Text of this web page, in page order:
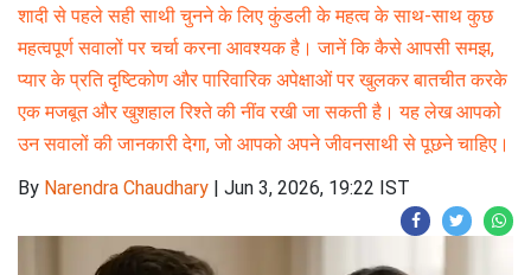
शादी से पहले सही साथी चुनने के लिए कुंडली के महत्व के साथ-साथ कुछ
महत्वपूर्ण सवालों पर चर्चा करना आवश्यक है। जानें कि कैसे आपसी समझ,
प्यार के प्रति दृष्टिकोण और पारिवारिक अपेक्षाओं पर खुलकर बातचीत करके
एक मजबूत और खुशहाल रिश्ते की नींव रखी जा सकती है। यह लेख आपको
उन सवालों की जानकारी देगा, जो आपको अपने जीवनसाथी से पूछने चाहिए।
By Narendra Chaudhary | Jun 3, 2026, 19:22 IST